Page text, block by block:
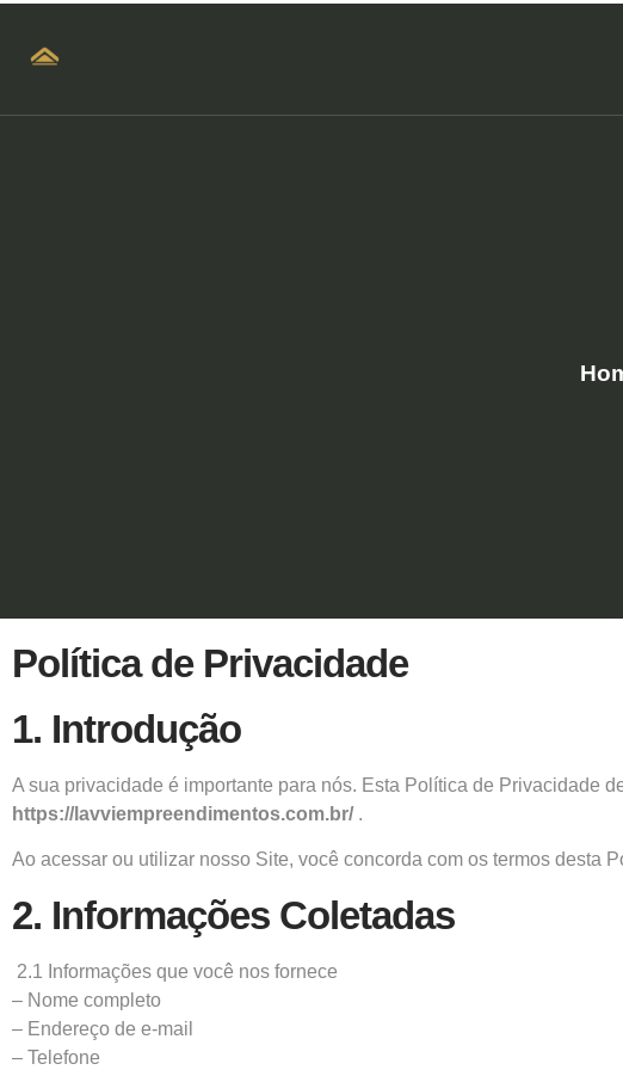
Política de Privacidade
1. Introdução
A sua privacidade é importante para nós. Esta Política de Privacidade
https://lavviempreendimentos.com.br/.
Ao acessar ou utilizar nosso Site, você concorda com os termos desta
2. Informações Coletadas
2.1 Informações que você nos fornece
– Nome completo
– Endereço de e-mail
– Telefone